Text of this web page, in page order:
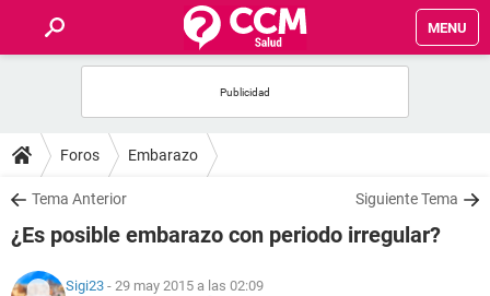
MENU
FOROS
SALUD
FAMILIA
Foros Embarazo
Tema Anterior Siguiente Tema
¿Es posible embarazo con periodo irregular?
Sigi23 - 29 may 2015 a las 02:09